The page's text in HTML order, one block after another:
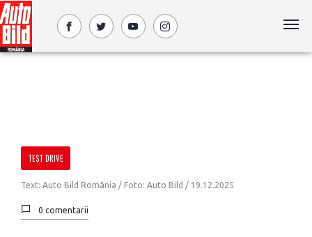
TEST DRIVE
Text: Auto Bild România / Foto: Auto Bild / 19.12.2025
0 comentarii